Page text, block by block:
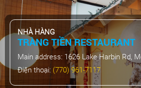
NHÀ HÀNG
TRÀNG TIỀN RESTAURANT
Main address: 1626 Lake Harbin Rd,
Điện thoại: (770) 961-7117